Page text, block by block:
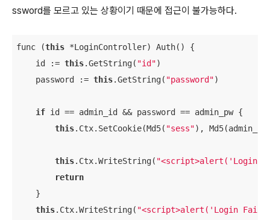
ssword를 모르고 있는 상황이기 때문에 접근이 불가능하다.
func (this *LoginController) Auth() {
    id :=
this.GetString( "id")
    password :=
this.GetString( "password")
if id == admin_id && password == admin_pw {
this.Ctx.SetCookie(Md5( "sess"),
this.Ctx.WriteString( "<script>alert('Login
return
    }
this.Ctx.WriteString( "<script>alert('Login